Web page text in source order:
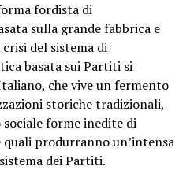
fordista di
sulla grande fabbrica e
del sistema di
basata sui Partiti si
che vive un fermento
storiche tradizionali,
forme inedite di
produrranno un’intensa
dei Partiti.